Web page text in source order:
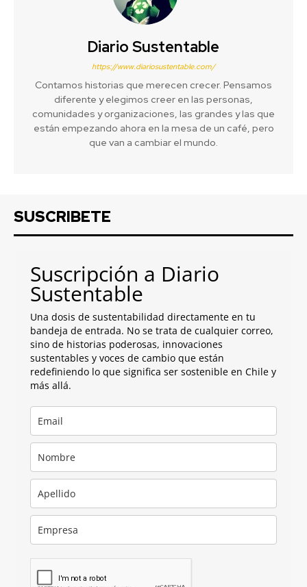
Diario Sustentable
https://www.diariosustentable.com/
Contamos historias que merecen crecer. Pensamos
diferente y elegimos creer en las personas,
comunidades y organizaciones, las grandes y las que
están empezando ahora en la mesa de un café, pero
que van a cambiar el mundo.
SUSCRIBETE
Suscripción a Diario
Sustentable
Una dosis de sustentabilidad directamente en tu
bandeja de entrada. No se trata de cualquier correo,
sino de historias poderosas, innovaciones
sustentables y voces de cambio que están
redefiniendo lo que significa ser sostenible en Chile y
más allá.